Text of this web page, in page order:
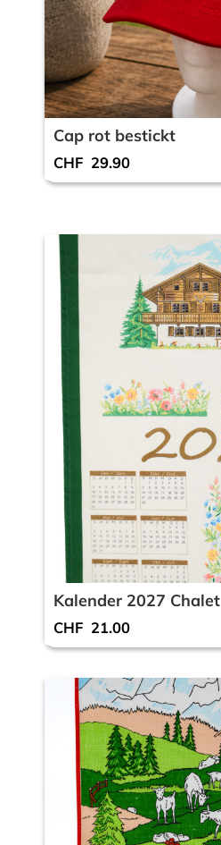
Cap rot bestickt
CHF 29.90
Kalender 2027 Chalet
CHF 21.00